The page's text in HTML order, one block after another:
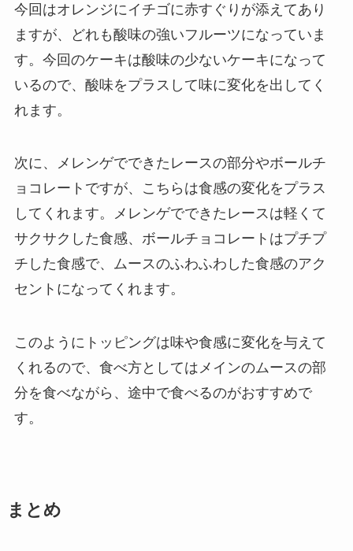
今回はオレンジにイチゴに赤すぐりが添えてあり
ますが、どれも酸味の強いフルーツになっていま
す。今回のケーキは酸味の少ないケーキになって
いるので、酸味をプラスして味に変化を出してく
れます。
次に、メレンゲでできたレースの部分やボールチ
ョコレートですが、こちらは食感の変化をプラス
してくれます。メレンゲでできたレースは軽くて
サクサクした食感、ボールチョコレートはプチプ
チした食感で、ムースのふわふわした食感のアク
セントになってくれます。
このようにトッピングは味や食感に変化を与えて
くれるので、食べ方としてはメインのムースの部
分を食べながら、途中で食べるのがおすすめで
す。
まとめ